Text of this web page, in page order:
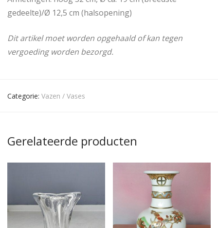
gedeelte)/Ø 12,5 cm (halsopening)
Dit artikel moet worden opgehaald of kan tegen
vergoeding worden bezorgd.
Categorie: Vazen / Vases
Gerelateerde producten